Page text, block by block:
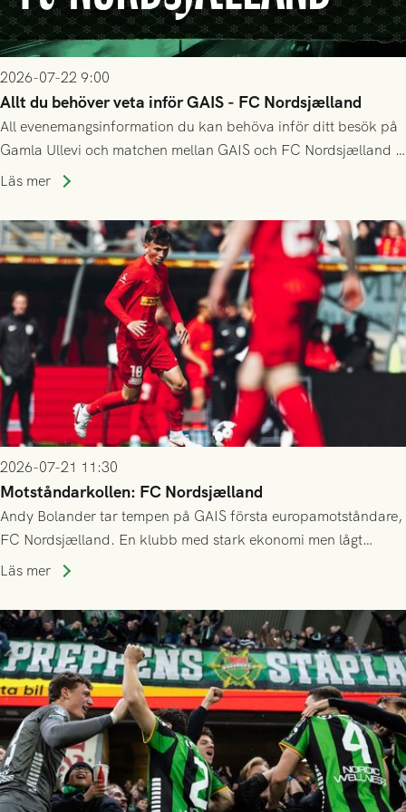
2026-07-22 9:00
Allt du behöver veta inför GAIS - FC Nordsjælland
All evenemangsinformation du kan behöva inför ditt besök på
Gamla Ullevi och matchen mellan GAIS och FC Nordsjælland i
kvalet till Conference League! Avspark kl 19.00 på torsdag
Läs mer
2026-07-21 11:30
Motståndarkollen: FC Nordsjælland
Andy Bolander tar tempen på GAIS första europamotståndare,
FC Nordsjælland. En klubb med stark ekonomi men lågt
publiksnitt, ett lag med både kollektiv styrka och individuell
Läs mer